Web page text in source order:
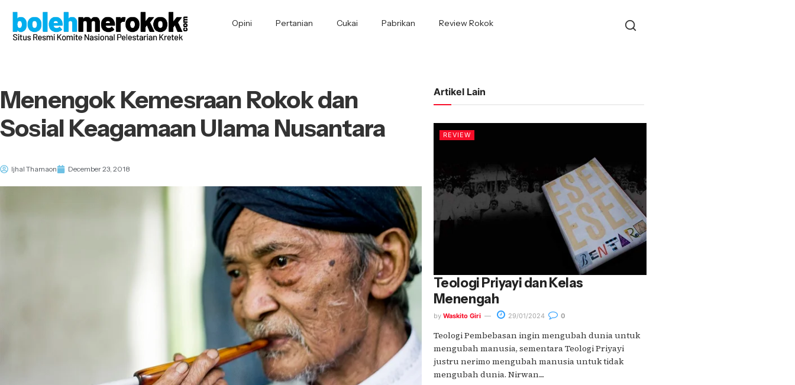
Opini Pertanian Cukai Pabrikan Review Rokok
Menengok Kemesraan Rokok dan
Sosial Keagamaan Ulama Nusantara
Ijhal Thamaon December 23, 2018
Artikel Lain
REVIEW
Teologi Priyayi dan Kelas
Menengah
by Waskito Giri 29/01/2024 0
Teologi Pembebasan ingin mengubah dunia untuk
mengubah manusia, sementara Teologi Priyayi
justru nerimo mengubah manusia untuk tidak
mengubah dunia. Nirwan....